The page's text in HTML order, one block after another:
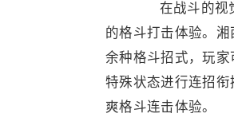
在战斗的视觉
的格斗打击体验。
余种格斗招式，玩
特殊状态进行连招
爽格斗连击体验。